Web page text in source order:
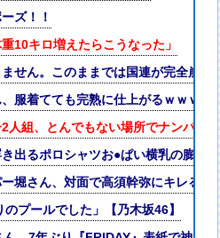
ズ！！
10キロ増えたらこうなった」
せん。このままでは国連が完全崩壊
、服着てても完熟に仕上がるｗｗｗｗ
2人組、とんでもない場所でナンパさ
出るポロシャツお●ぱい横乳の膨ら
ー堀さん、対面で高須幹弥にキレる
プールでした」【乃木坂46】